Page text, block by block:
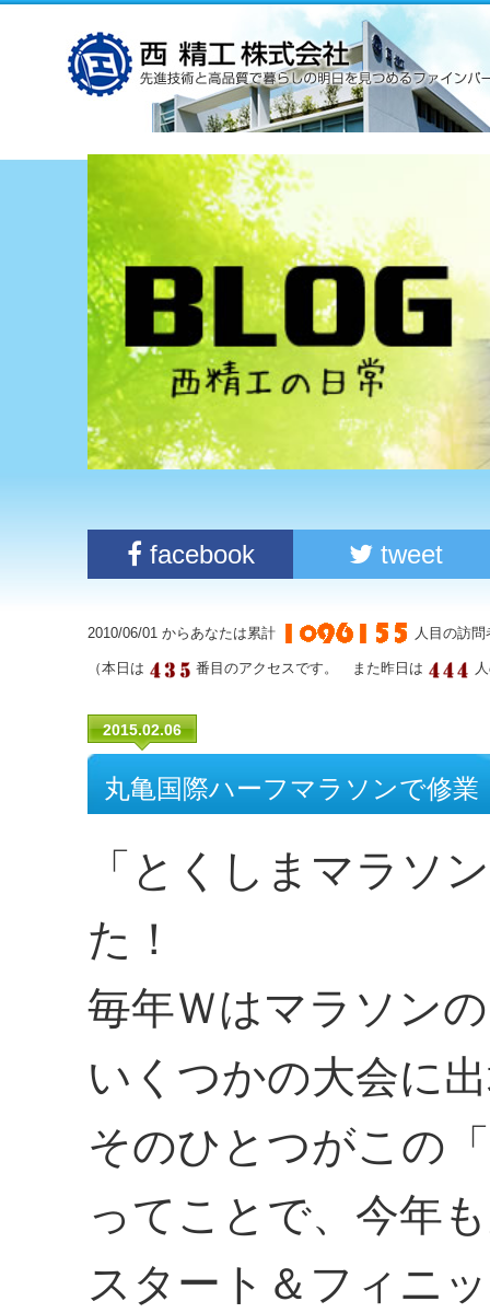
facebook tweet
2010/06/01 からあなたは累計 人目の訪
（本日は 番目のアクセスです。 また昨日は
2015.02.06
丸亀国際ハーフマラソンで修業
「とくしまマラソ
た！
毎年Ｗはマラソン
いくつかの大会に
そのひとつがこの
ってことで、今年
スタート＆フィニ